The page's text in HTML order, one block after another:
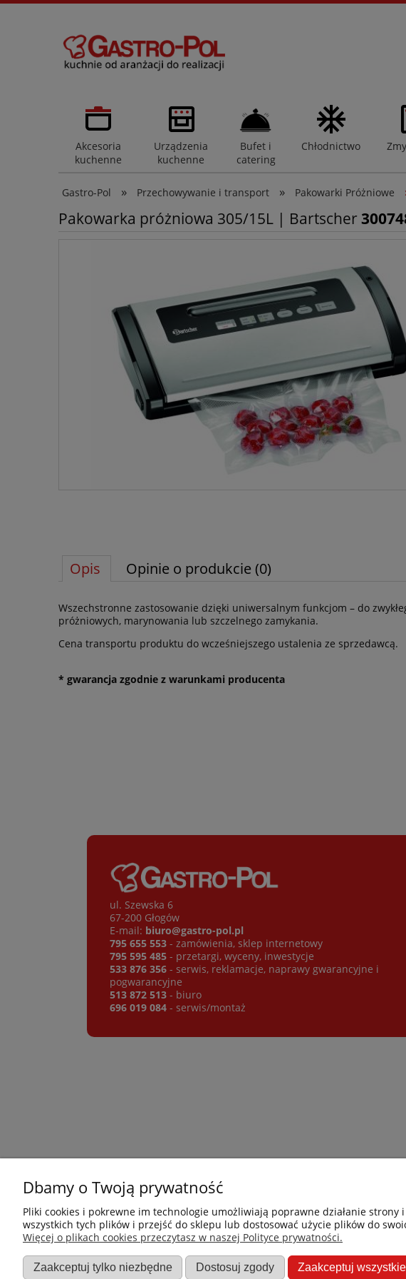
Akcesoria
kuchenne
Urządzenia
kuchenne
Bufet i
catering
Chłodnictwo
Gastro-Pol » Przechowywanie i transport » Pakowarki Próżniowe
Pakowarka próżniowa 305/15L | Bartscher
Opis Opinie o produkcie (0)
Wszechstronne zastosowanie dzięki uniwersalnym funkcjom – do
próżniowych, marynowania lub szczelnego zamykania.
Cena transportu produktu do wcześniejszego ustalenia ze sprzedawcą.
* gwarancja zgodnie z warunkami producenta
ul. Szewska 6
67-200 Głogów
E-mail: biuro@gastro-pol.pl
795 655 553 - zamówienia, sklep internetowy
795 595 485 - przetargi, wyceny, inwestycje
533 876 356 - serwis, reklamacje, naprawy gwarancyjne i
pogwarancyjne
513 872 513 - biuro
696 019 084 - serwis/montaż
Jak kupować?
Nowości
Dane firmy
Dbamy o Twoją prywatność
Pliki cookies i pokrewne im technologie umożliwiają poprawne działanie
wszystkich tych plików i przejść do sklepu lub dostosować użycie plików do
Więcej o plikach cookies przeczytasz w naszej Polityce prywatności.
Zaakceptuj tylko niezbędne Dostosuj zgody Zaakceptuj wszystkie